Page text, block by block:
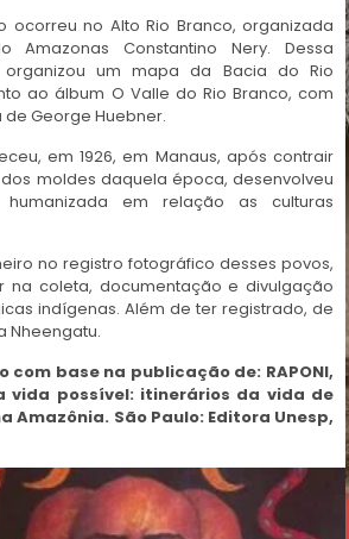
ocorreu no Alto Rio Branco, organizada
Amazonas Constantino Nery. Dessa
organizou um mapa da Bacia do Rio
ao álbum O Valle do Rio Branco, com
George Huebner.
em 1926, em Manaus, após contrair
moldes daquela época, desenvolveu
humanizada em relação as culturas
no registro fotográfico desses povos,
na coleta, documentação e divulgação
indígenas. Além de ter registrado, de
Nheengatu.
com base na publicação de: RAPONI,
vida possível: itinerários da vida de
Amazônia. São Paulo: Editora Unesp,